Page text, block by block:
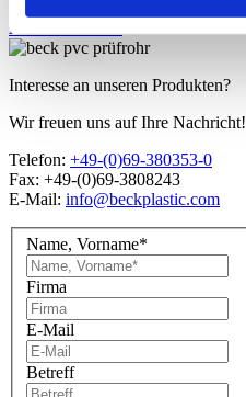
Alle Downloads
Interesse an unseren Produkten?
Wir freuen uns auf Ihre Nachricht!
Telefon: +49-(0)69-380353-0
Fax: +49-(0)69-3808243
E-Mail: info@beckplastic.com
Name, Vorname*
Firma
E-Mail
Betreff